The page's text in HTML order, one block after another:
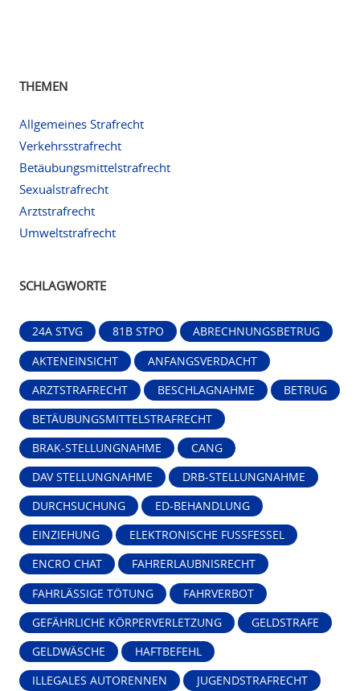
THEMEN
Allgemeines Strafrecht
Verkehrsstrafrecht
Betäubungsmittelstrafrecht
Sexualstrafrecht
Arztstrafrecht
Umweltstrafrecht
SCHLAGWORTE
24A STVG 81B STPO ABRECHNUNGSBETRUG
AKTENEINSICHT ANFANGSVERDACHT
ARZTSTRAFRECHT BESCHLAGNAHME BETRUG
BETÄUBUNGSMITTELSTRAFRECHT
BRAK-STELLUNGNAHME CANG
DAV STELLUNGNAHME DRB-STELLUNGNAHME
DURCHSUCHUNG ED-BEHANDLUNG
EINZIEHUNG ELEKTRONISCHE FUSSFESSEL
ENCRO CHAT FAHRERLAUBNISRECHT
FAHRLÄSSIGE TÖTUNG FAHRVERBOT
GEFÄHRLICHE KÖRPERVERLETZUNG GELDSTRAFE
GELDWÄSCHE HAFTBEFEHL
ILLEGALES AUTORENNEN JUGENDSTRAFRECHT